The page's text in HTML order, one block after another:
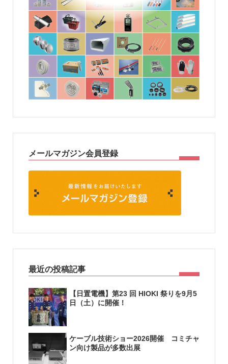
メールマガジン会員登録
最近の投稿記事
【日置電機】第23 回 HIOKI 祭りを9月5
日（土）に開催！
ケーブル技術ショー2026開催 コミチャ
ン向け製品が多数出展